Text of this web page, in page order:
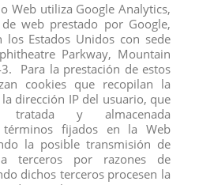
GATO DE PIE
View
Web utiliza Google Analytics,
web prestado por Google,
Estados Unidos con sede
Parkway, Mountain
Para la prestación de estos
cookies que recopilan la
dirección IP del usuario, que
tratada y almacenada
fijados en la Web
la posible transmisión de
terceros por razones de
dichos terceros procesen la